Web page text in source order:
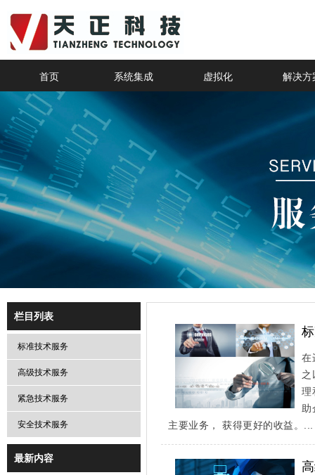
首页 系统集成 虚拟化 解决方
栏目列表
标准技术服务
高级技术服务
紧急技术服务
安全技术服务
最新内容
在
之
理
助
主要业务， 获得更好的收益。...